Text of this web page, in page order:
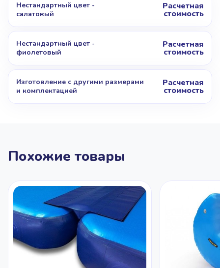
Нестандартный цвет -
салатовый
Расчетная
стоимость
Нестандартный цвет -
фиолетовый
Расчетная
стоимость
Изготовление с другими размерами
и комплектацией
Расчетная
стоимость
Похожие товары